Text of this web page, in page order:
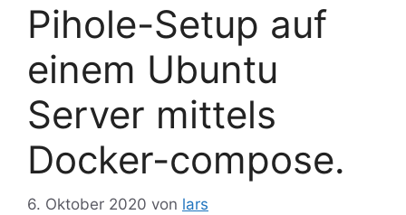
Pihole-Setup auf
einem Ubuntu
Server mittels
Docker-compose.
6. Oktober 2020 von lars